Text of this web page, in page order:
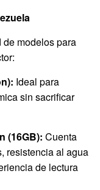
modelos para
Ideal para
sin sacrificar
(16GB): Cuenta
resistencia al agua
de lectura